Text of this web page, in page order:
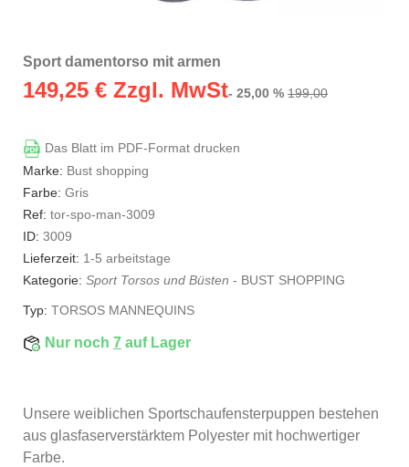
Sport damentorso mit armen
149,25 € Zzgl. MwSt- 25,00 % 199,00
Das Blatt im PDF-Format drucken
Marke: Bust shopping
Farbe: Gris
Ref: tor-spo-man-3009
ID: 3009
Lieferzeit: 1-5 arbeitstage
Kategorie: Sport Torsos und Büsten - BUST SHOPPING
Typ: TORSOS MANNEQUINS
Nur noch 7 auf Lager
Unsere weiblichen Sportschaufensterpuppen bestehen
aus glasfaserverstärktem Polyester mit hochwertiger
Farbe.